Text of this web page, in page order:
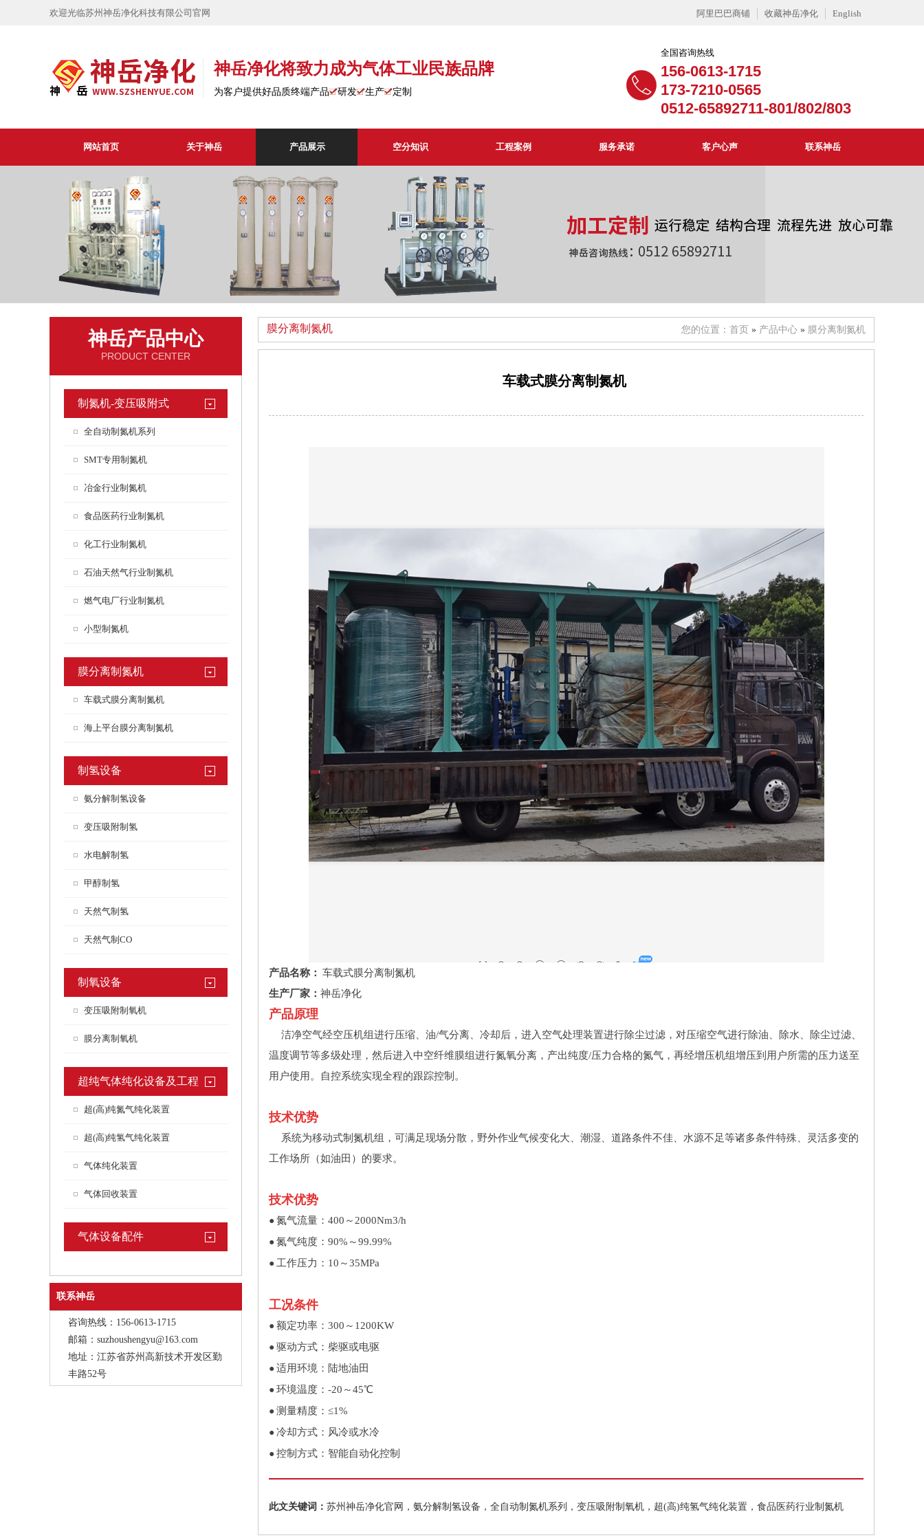
欢迎光临苏州神岳净化科技有限公司官网 阿里巴巴商铺 收藏神岳净化 English
神岳净化将致力成为气体工业民族品牌
为客户提供好品质终端产品 研发 生产 定制
全国咨询热线
156-0613-1715
173-7210-0565
0512-65892711-801/802/803
网站首页 关于神岳 产品展示 空分知识 工程案例 服务承诺 客户心声 联系神岳
神岳产品中心
PRODUCT CENTER
制氮机-变压吸附式
全自动制氮机系列
SMT专用制氮机
冶金行业制氮机
食品医药行业制氮机
化工行业制氮机
石油天然气行业制氮机
燃气电厂行业制氮机
小型制氮机
膜分离制氮机
车载式膜分离制氮机
海上平台膜分离制氮机
制氢设备
氨分解制氢设备
变压吸附制氢
水电解制氢
甲醇制氢
天然气制氢
天然气制CO
制氧设备
变压吸附制氧机
膜分离制氧机
超纯气体纯化设备及工程
超(高)纯氮气纯化装置
超(高)纯氢气纯化装置
气体纯化装置
气体回收装置
气体设备配件
联系神岳
咨询热线：156-0613-1715
邮箱：suzhoushengyu@163.com
地址：江苏省苏州高新技术开发区勤
丰路52号
膜分离制氮机 您的位置： 首页 » 产品中心 » 膜分离制氮机
车载式膜分离制氮机
产品名称： 车载式膜分离制氮机
生产厂家： 神岳净化
产品原理
洁净空气经空压机组进行压缩、油/气分离、冷却后，进入空气处理装置进行除尘过滤，对压缩空气进行除油、除水、除尘过滤、
温度调节等多级处理，然后进入中空纤维膜组进行氮氧分离，产出纯度/压力合格的氮气，再经增压机组增压到用户所需的压力送至
用户使用。自控系统实现全程的跟踪控制。
技术优势
系统为移动式制氮机组，可满足现场分散，野外作业气候变化大、潮湿、道路条件不佳、水源不足等诸多条件特殊、灵活多变的
工作场所（如油田）的要求。
技术优势
● 氮气流量：400～2000Nm3/h
● 氮气纯度：90%～99.99%
● 工作压力：10～35MPa
工况条件
● 额定功率：300～1200KW
● 驱动方式：柴驱或电驱
● 适用环境：陆地油田
● 环境温度：-20～45℃
● 测量精度：≤1%
● 冷却方式：风冷或水冷
● 控制方式：智能自动化控制
此文关键词： 苏州神岳净化官网，氨分解制氢设备，全自动制氮机系列，变压吸附制氧机，超(高)纯氢气纯化装置，食品医药行业制氮机